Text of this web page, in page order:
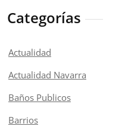
Categorías
Actualidad
Actualidad Navarra
Baños Publicos
Barrios